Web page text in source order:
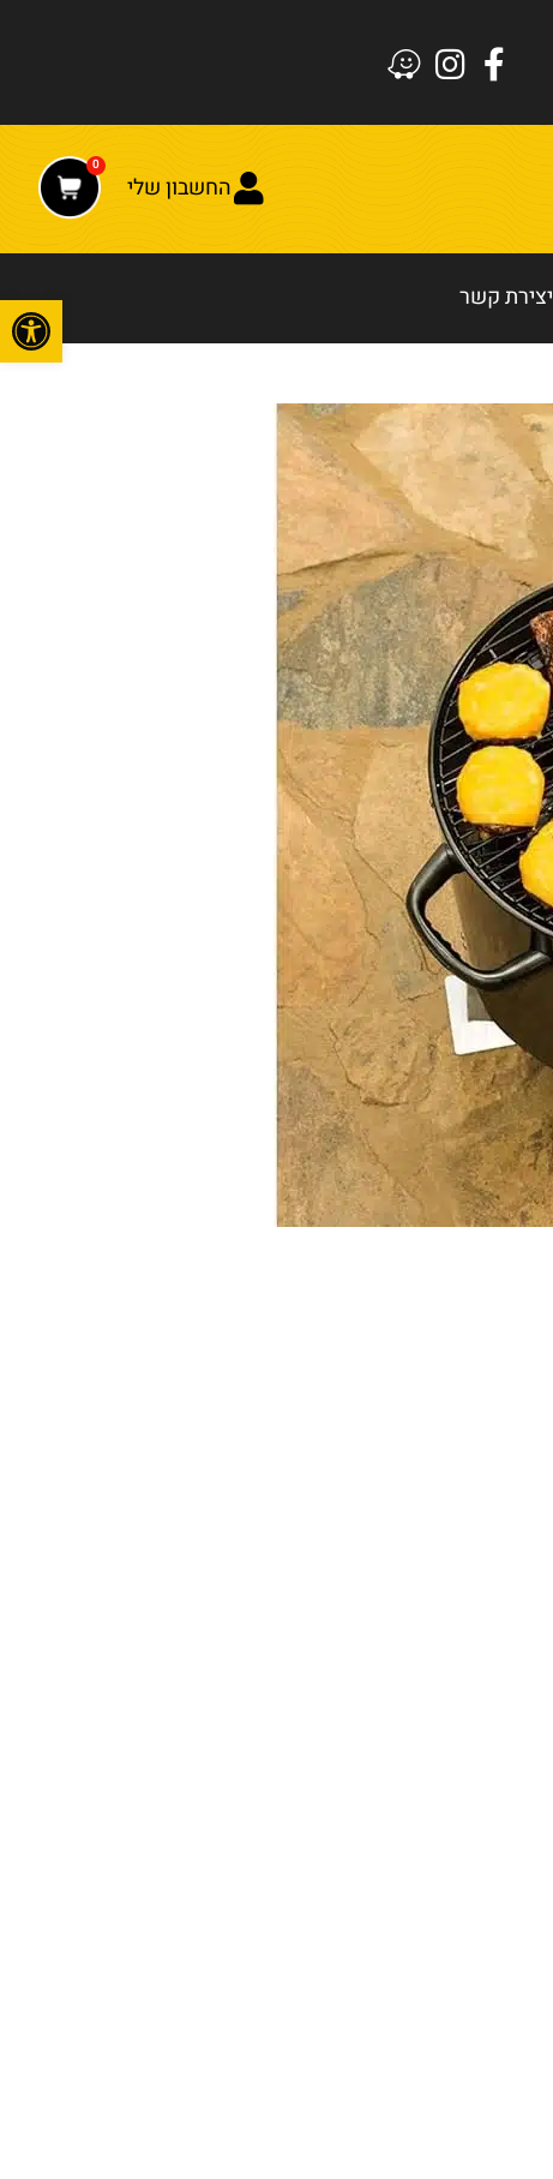
החשבון שלי
0
יצירת קשר